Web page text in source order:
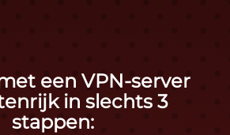
een VPN-server
in slechts 3
stappen: